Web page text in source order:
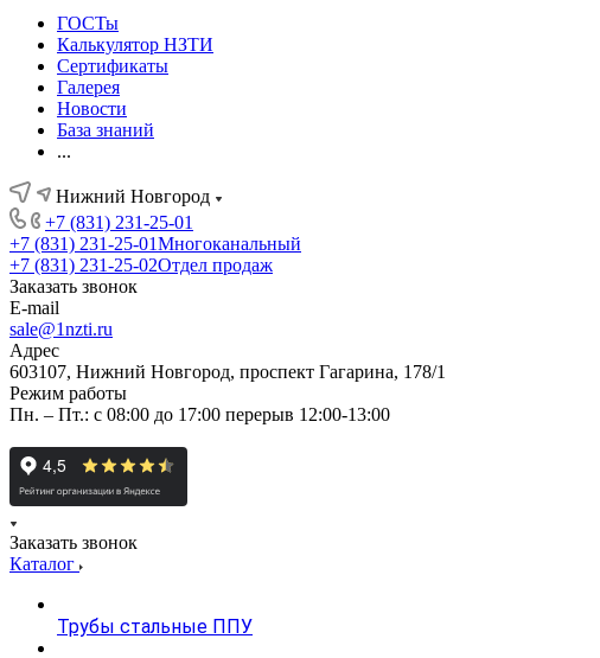
ГОСТы
Калькулятор НЗТИ
Сертификаты
Галерея
Новости
База знаний
...
Нижний Новгород
+7 (831) 231-25-01
+7 (831) 231-25-01Многоканальный
+7 (831) 231-25-02Отдел продаж
Заказать звонок
E-mail
sale@1nzti.ru
Адрес
603107, Нижний Новгород, проспект Гагарина, 178/1
Режим работы
Пн. – Пт.: с 08:00 до 17:00 перерыв 12:00-13:00
Заказать звонок
Каталог
Трубы стальные ППУ